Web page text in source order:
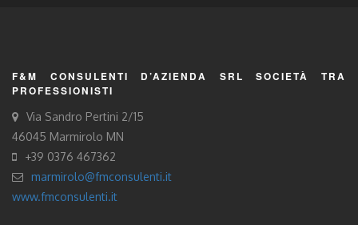
F&M CONSULENTI D’AZIENDA SRL SOCIETÀ TRA
PROFESSIONISTI
Via Sandro Pertini 2/15
46045 Marmirolo MN
+39 0376 467362
marmirolo@fmconsulenti.it
www.fmconsulenti.it